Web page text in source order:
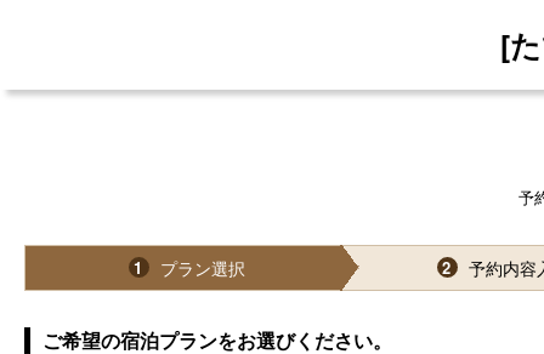
[
予
1 プラン選択 2 予約内容
ご希望の宿泊プランをお選びください。